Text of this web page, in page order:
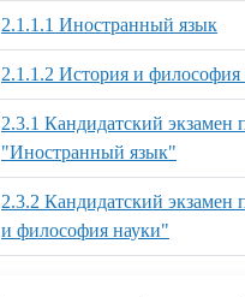
2.1.1.1 Иностранный язык
2.1.1.2 История и философия
2.3.1 Кандидатский экзамен
"Иностранный язык"
2.3.2 Кандидатский
и философия науки"